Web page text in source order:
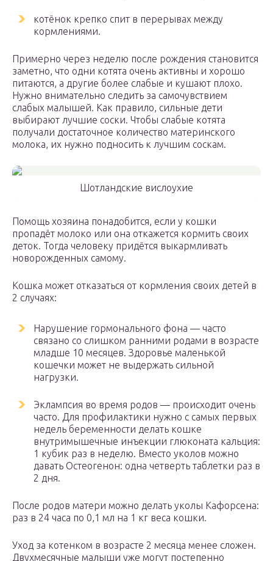
котёнок крепко спит в перерывах между
кормлениями.
Примерно через неделю после рождения становится
заметно, что одни котята очень активны и хорошо
питаются, а другие более слабые и кушают плохо.
Нужно внимательно следить за самочувствием
слабых малышей. Как правило, сильные дети
выбирают лучшие соски. Чтобы слабые котята
получали достаточное количество материнского
молока, их нужно подносить к лучшим соскам.
Шотландские вислоухие
Помощь хозяина понадобится, если у кошки
пропадёт молоко или она откажется кормить своих
деток. Тогда человеку придётся выкармливать
новорожденных самому.
Кошка может отказаться от кормления своих детей в
2 случаях:
Нарушение гормонального фона — часто
связано со слишком ранними родами в возрасте
младше 10 месяцев. Здоровье маленькой
кошечки может не выдержать сильной
нагрузки.
Эклампсия во время родов — происходит очень
часто. Для профилактики нужно с самых первых
недель беременности делать кошке
внутримышечные инъекции глюконата кальция:
1 кубик раз в неделю. Вместо уколов можно
давать Остеогенон: одна четверть таблетки раз в
2 дня.
После родов матери можно делать уколы Кафорсена:
раз в 24 часа по 0,1 мл на 1 кг веса кошки.
Уход за котенком в возрасте 2 месяца менее сложен.
Двухмесячные малыши уже могут постепенно